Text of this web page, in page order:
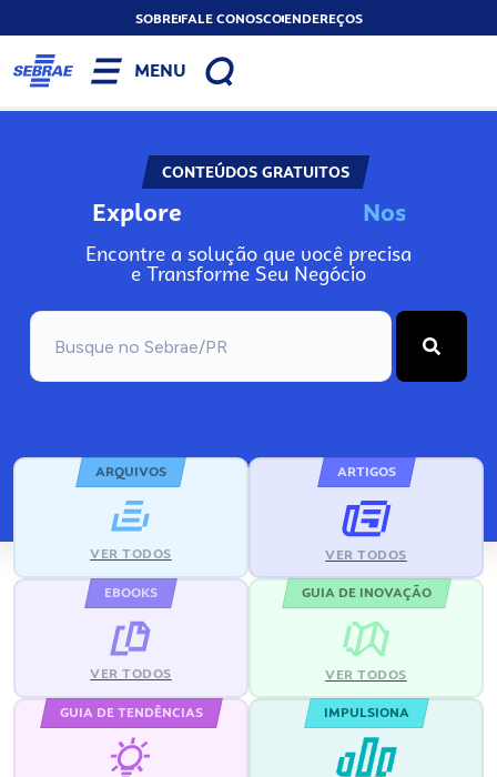
SOBREFALE CONOSCOENDEREÇOS
MENU
CONTEÚDOS GRATUITOS
Explore No
Encontre a solução que você precisa
e Transforme Seu Negócio
ARQUIVOS
VER TODOS
ARTIGOS
VER TODOS
EBOOKS
VER TODOS
GUIA DE INOVAÇÃO
VER TODOS
GUIA DE TENDÊNCIAS IMPULSIONA